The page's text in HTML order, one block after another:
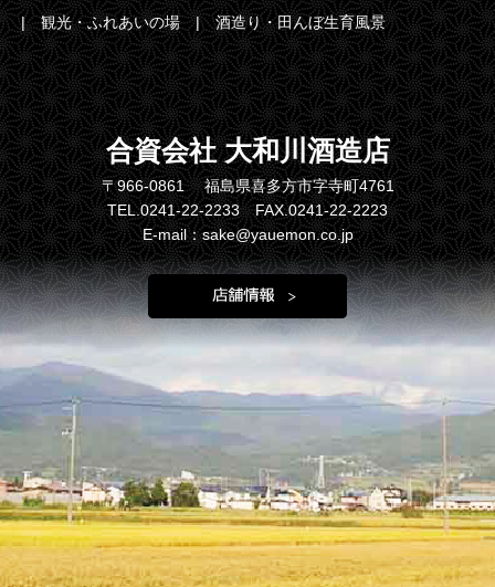
観光・ふれあいの場
酒造り・田んぼ生育風景
合資会社 大和川酒造店
〒966-0861 福島県喜多方市字寺町4761
TEL.0241-22-2233 FAX.0241-22-2223
E-mail：sake@yauemon.co.jp